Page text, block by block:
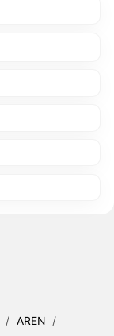
/ AREN /